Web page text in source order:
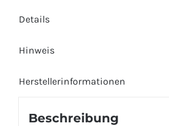
Details
Hinweis
Herstellerinformationen
Beschreibung